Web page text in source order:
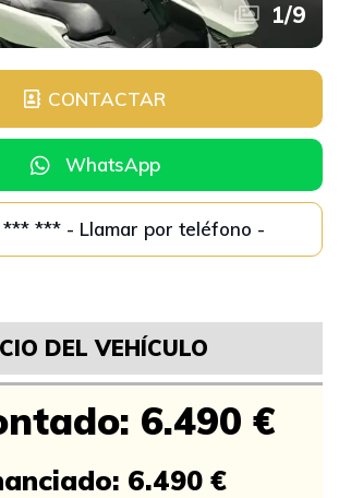
1/9
CONTACTAR
WhatsApp
346 *** *** - Llamar por teléfono -
DEL VEHÍCULO
6.490 €
6.490 €